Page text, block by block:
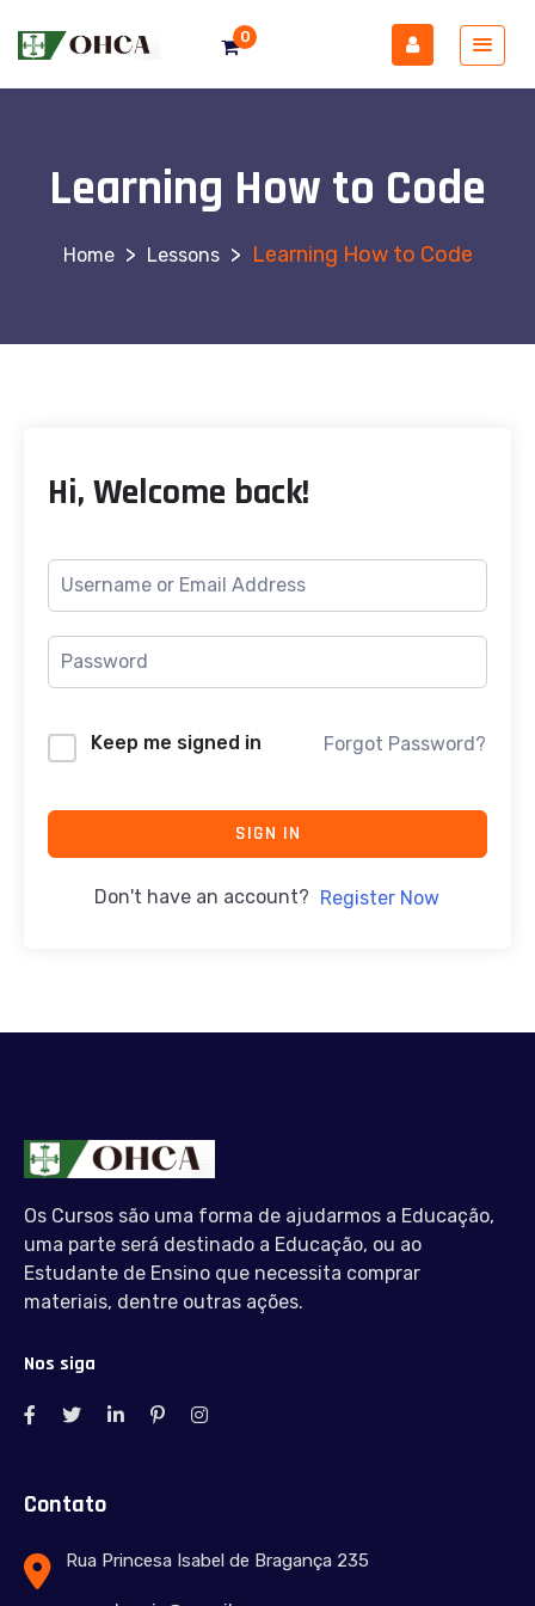
0
Learning How to Code
> Lessons > Learning How to Code
Hi, Welcome back!
Keep me signed in Forgot Password?
SIGN IN
Don't have an account? Register Now
Os Cursos são uma forma de ajudarmos a Educação,
uma parte será destinado a Educação, ou ao
Estudante de Ensino que necessita comprar
materiais, dentre outras ações.
Nos siga
Contato
Rua Princesa Isabel de Bragança 235